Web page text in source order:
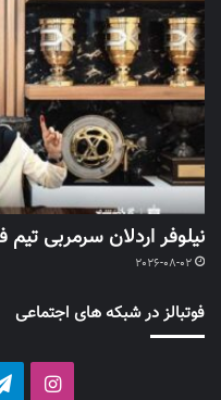
نیلوفر اردلان سرمربی
2026-08-02
فوتبالز در شبکه های اجتماعی